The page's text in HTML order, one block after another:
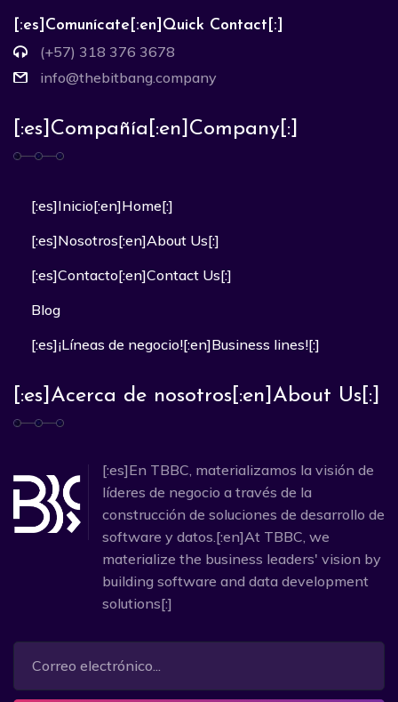
[:es]Comunícate[:en]Quick Contact[:]
(+57) 318 376 3678
info@thebitbang.company
[:es]Compañía[:en]Company[:]
[:es]Inicio[:en]Home[:]
[:es]Nosotros[:en]About Us[:]
[:es]Contacto[:en]Contact Us[:]
Blog
[:es]¡Líneas de negocio![:en]Business lines![:]
[:es]Acerca de nosotros[:en]About Us[:]
[:es]En TBBC, materializamos la visión de
líderes de negocio a través de la
construcción de soluciones de desarrollo de
software y datos.[:en]At TBBC, we
materialize the business leaders' vision by
building software and data development
solutions[:]